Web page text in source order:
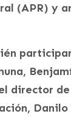
(APR) y
director
Danilo